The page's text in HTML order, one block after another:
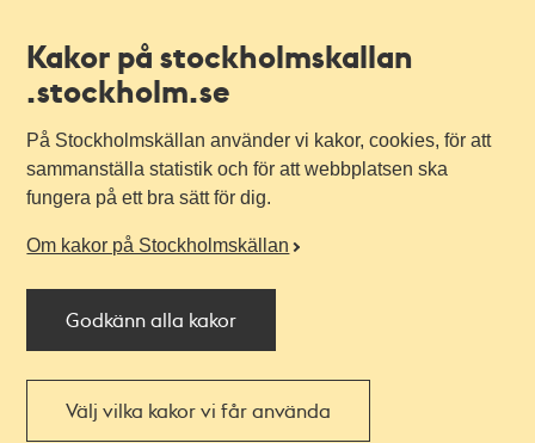
Kakor på stockholmskallan
.stockholm.se
På Stockholmskällan använder vi kakor, cookies, för att
sammanställa statistik och för att webbplatsen ska
fungera på ett bra sätt för dig.
Om kakor på Stockholmskällan
Godkänn alla kakor
Välj vilka kakor vi får använda